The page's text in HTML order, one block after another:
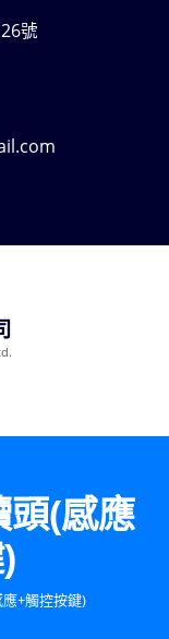
號
頭(感應
+觸控按鍵)